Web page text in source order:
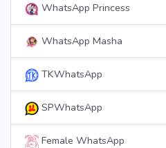
WhatsApp Princess
WhatsApp Masha
TKWhatsApp
SPWhatsApp
Female WhatsApp